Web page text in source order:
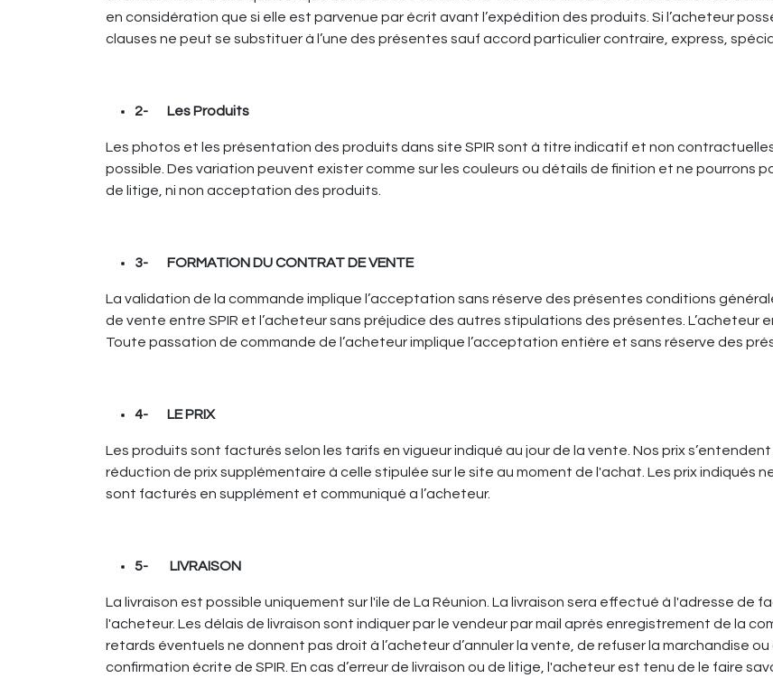
en considération que si elle est parvenue par écrit avant l’expédition des produits. Si l’acheteur
clauses ne peut se substituer à l’une des présentes sauf accord particulier contraire, express,
2- Les Produits
Les photos et les présentation des produits dans site SPIR sont à titre indicatif et non
possible. Des variation peuvent exister comme sur les couleurs ou détails de finition et ne pourrons
de litige, ni non acceptation des produits.
3- FORMATION DU CONTRAT DE VENTE
La validation de la commande implique l’acceptation sans réserve des présentes conditions
de vente entre SPIR et l’acheteur sans préjudice des autres stipulations des présentes. L’acheteur
Toute passation de commande de l’acheteur implique l’acceptation entière et sans réserve des
4- LE PRIX
Les produits sont facturés selon les tarifs en vigueur indiqué au jour de la vente. Nos prix
réduction de prix supplémentaire à celle stipulée sur le site au moment de l'achat. Les prix indiqués
sont facturés en supplément et communiqué a l’acheteur.
5- LIVRAISON
La livraison est possible uniquement sur l'ile de La Réunion. La livraison sera effectué à l'adresse de
l'acheteur. Les délais de livraison sont indiquer par le vendeur par mail après enregistrement de la
retards éventuels ne donnent pas droit à l’acheteur d’annuler la vente, de refuser la marchandise
confirmation écrite de SPIR. En cas d’erreur de livraison ou de litige, l'acheteur est tenu de le faire